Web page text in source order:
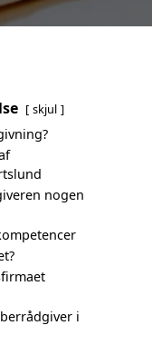
skjul
nogen
i